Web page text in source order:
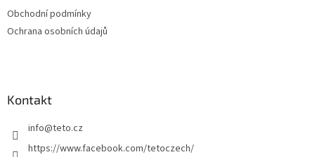
Obchodní podmínky
Ochrana osobních údajů
Kontakt
info@teto.cz
https://www.facebook.com/tetoczech/